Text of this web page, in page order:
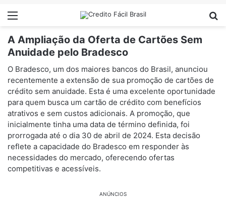
Menu
A Ampliação da Oferta de Cartões Sem
Anuidade pelo Bradesco
O Bradesco, um dos maiores bancos do Brasil, anunciou
recentemente a extensão de sua promoção de cartões de
crédito sem anuidade. Esta é uma excelente oportunidade
para quem busca um cartão de crédito com benefícios
atrativos e sem custos adicionais. A promoção, que
inicialmente tinha uma data de término definida, foi
prorrogada até o dia 30 de abril de 2024. Esta decisão
reflete a capacidade do Bradesco em responder às
necessidades do mercado, oferecendo ofertas
competitivas e acessíveis.
ANÚNCIOS